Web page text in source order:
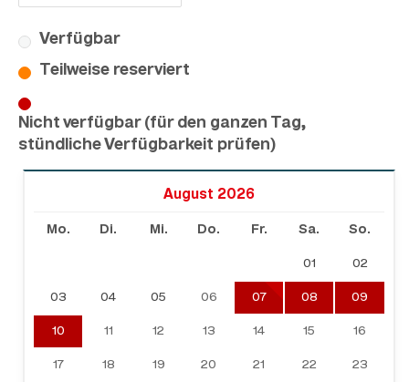
Verfügbar
Teilweise reserviert
Nicht verfügbar (für den ganzen Tag,
stündliche Verfügbarkeit prüfen)
August 2026
Mo. Di. Mi. Do. Fr. Sa. So.
01 02
03 04 05 06 07 08 09
10 11 12 13 14 15 16
17 18 19 20 21 22 23